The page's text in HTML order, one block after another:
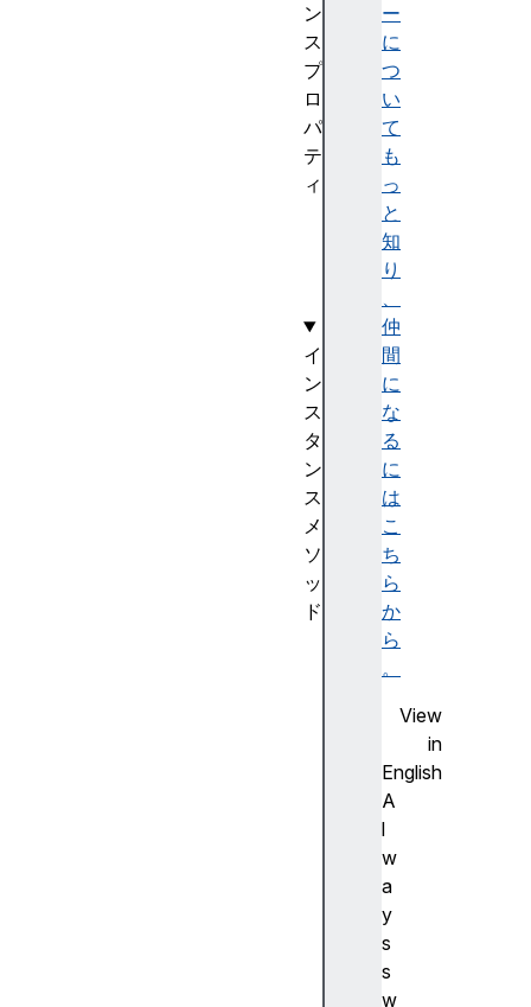
ー
に
つ
い
て
も
っ
と
知
り
、
仲
間
に
な
る
に
は
こ
ち
ら
か
ら
。
View
in
English
A
l
w
a
y
s
s
w
ン
ス
プ
ロ
パ
テ
ィ
イ
ン
ス
タ
ン
ス
メ
ソ
ッ
ド